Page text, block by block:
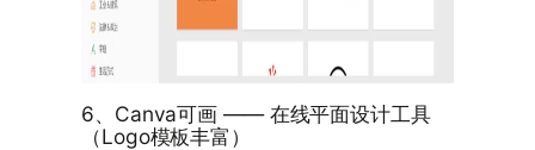
6、Canva可画 —— 在线平面设计工具
（Logo模板丰富）